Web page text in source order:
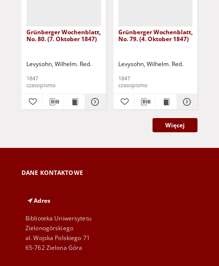
Grünberger Wochenblatt,
No. 80. (7. Oktober 1847)
Levysohn, Wilhelm. Red.
1847
czasopismo
Grünberger Wochenblatt,
No. 79. (4. Oktober 1847)
Levysohn, Wilhelm. Red.
1847
czasopismo
Więcej
DANE KONTAKTOWE
Adres
Biblioteka Uniwersytetu
Zielonogórskiego
al. Wojska Polskiego 71
65-762 Zielona Góra